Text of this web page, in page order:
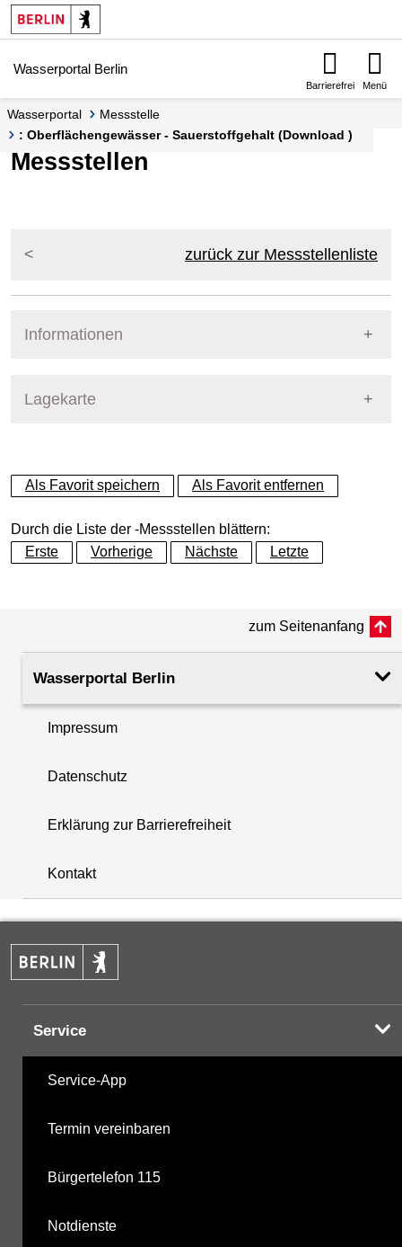
Springe zur Navigation
Springe zum Inhalt
Wasserportal Berlin
Barrierefrei Menü
Wasserportal
Messstelle
: Oberflächengewässer - Sauerstoffgehalt (Download )
Messstellen
zurück zur Messstellenliste
Informationen
Lagekarte
+
−
+
−
Als Favorit speichern Als Favorit entfernen
Durch die Liste der -Messstellen blättern:
Erste
Vorherige Nächste Letzte
zum Seitenanfang
Wasserportal Berlin
Impressum
Datenschutz
Erklärung zur Barrierefreiheit
Kontakt
Service
Service-App
Termin vereinbaren
Bürgertelefon 115
Notdienste